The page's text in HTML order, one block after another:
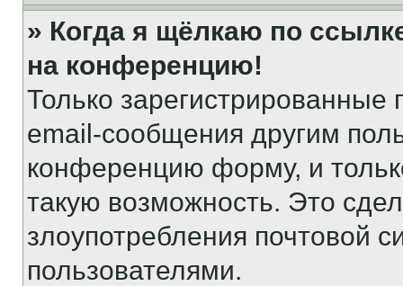
» Когда я щёлкаю по
на конференцию!
Только зарегистрированные
email-сообщения другим
конференцию форму, и
такую возможность. Это
злоупотребления почтовой
пользователями.